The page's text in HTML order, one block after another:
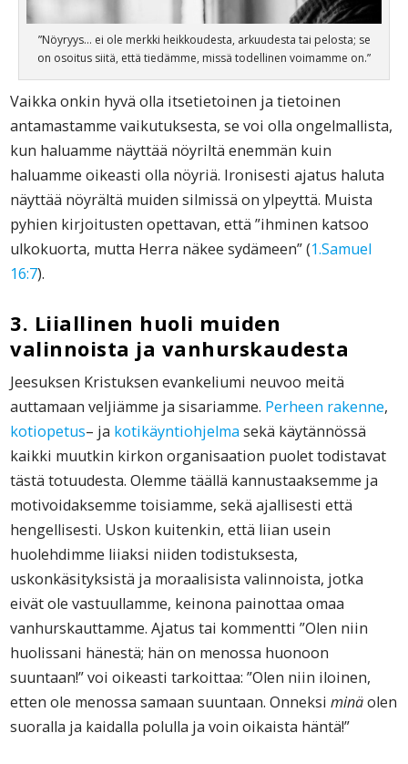
”Nöyryys… ei ole merkki heikkoudesta, arkuudesta tai pelosta; se
on osoitus siitä, että tiedämme, missä todellinen voimamme on.”
Vaikka onkin hyvä olla itsetietoinen ja tietoinen
antamastamme vaikutuksesta, se voi olla ongelmallista,
kun haluamme näyttää nöyriltä enemmän kuin
haluamme oikeasti olla nöyriä. Ironisesti ajatus haluta
näyttää nöyrältä muiden silmissä on ylpeyttä. Muista
pyhien kirjoitusten opettavan, että ”ihminen katsoo
ulkokuorta, mutta Herra näkee sydämeen” (1.Samuel
16:7).
3. Liiallinen huoli muiden
valinnoista ja vanhurskaudesta
Jeesuksen Kristuksen evankeliumi neuvoo meitä
auttamaan veljiämme ja sisariamme. Perheen rakenne,
kotiopetus– ja kotikäyntiohjelma sekä käytännössä
kaikki muutkin kirkon organisaation puolet todistavat
tästä totuudesta. Olemme täällä kannustaaksemme ja
motivoidaksemme toisiamme, sekä ajallisesti että
hengellisesti. Uskon kuitenkin, että liian usein
huolehdimme liiaksi niiden todistuksesta,
uskonkäsityksistä ja moraalisista valinnoista, jotka
eivät ole vastuullamme, keinona painottaa omaa
vanhurskauttamme. Ajatus tai kommentti ”Olen niin
huolissani hänestä; hän on menossa huonoon
suuntaan!” voi oikeasti tarkoittaa: ”Olen niin iloinen,
etten ole menossa samaan suuntaan. Onneksiminäolen
suoralla ja kaidalla polulla ja voin oikaista häntä!”